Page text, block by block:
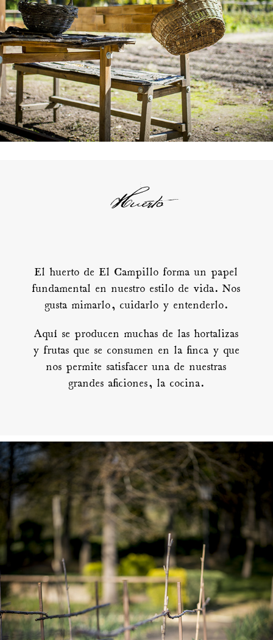
Huerto
El huerto de El Campillo forma un papel
fundamental en nuestro estilo de vida. Nos
gusta mimarlo, cuidarlo y entenderlo.
Aquí se producen muchas de las hortalizas
y frutas que se consumen en la finca y que
nos permite satisfacer una de nuestras
grandes aficiones, la cocina.